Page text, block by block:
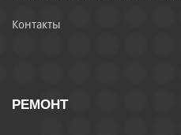
Контакты
РЕМОНТ